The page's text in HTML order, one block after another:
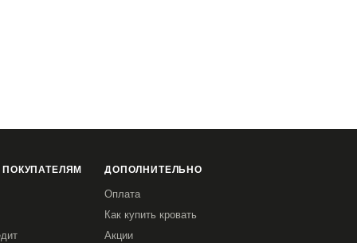
ДОПОЛНИТЕЛЬНО
Оплата
Как купить кровать
Акции